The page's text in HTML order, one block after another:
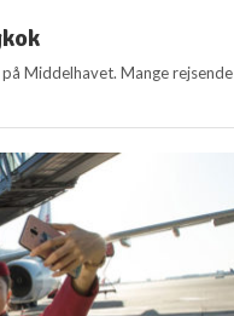
Middelhavet. Mange rejsende